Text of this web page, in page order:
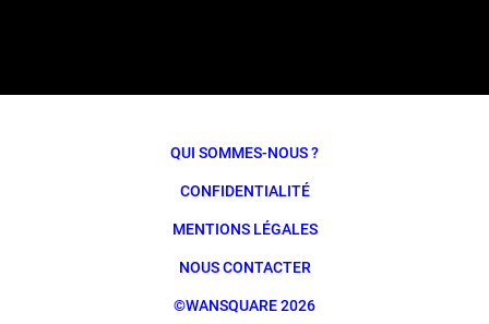
QUI SOMMES-NOUS ?
CONFIDENTIALITÉ
MENTIONS LÉGALES
NOUS CONTACTER
©WANSQUARE 2026